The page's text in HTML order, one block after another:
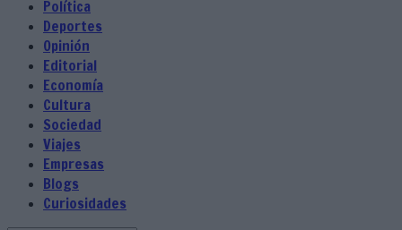
Política
Deportes
Opinión
Editorial
Economía
Cultura
Sociedad
Viajes
Empresas
Blogs
Curiosidades